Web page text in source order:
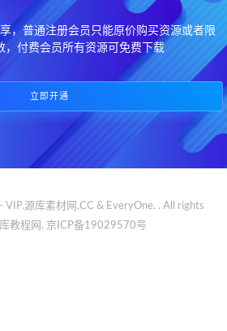
，普通注册会员只能原价购买资源或者限
，付费会员所有资源可免费下载
立即开通
源库素材网.CC & EveryOne. . All rights
教程网. 京ICP备19029570号